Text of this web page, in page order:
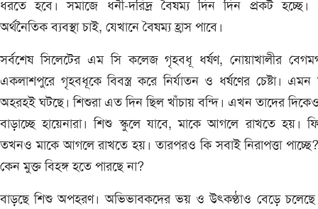
ধরতে হবে। সমাজে ধনী-দরিদ্র বৈষম্য দিন দিন প্রকট
অর্থনৈতিক ব্যবস্থা চাই, যেখানে বৈষম্য হ্রাস পাবে।
সর্বশেষ সিলেটের এম সি কলেজ গৃহবধূ ধর্ষণ, নোয়াখালীর
একলাশপুরে গৃহবধূকে বিবস্ত্র করে নির্যাতন ও ধর্ষণের চেষ্টা। এমন
অহরহই ঘটছে। শিশুরা এত দিন ছিল খাঁচায় বন্দি। এখন তাদের
বাড়াচ্ছে হায়েনারা। শিশু স্কুলে যাবে, মাকে আগলে রাখতে হয়।
তখনও মাকে আগলে রাখতে হয়। তারপরও কি সবাই নিরাপত্তা
কেন মুক্ত বিহঙ্গ হতে পারছে না?
বাড়ছে শিশু অপহরণ। অভিভাবকদের ভয় ও উৎকণ্ঠাও বেড়ে